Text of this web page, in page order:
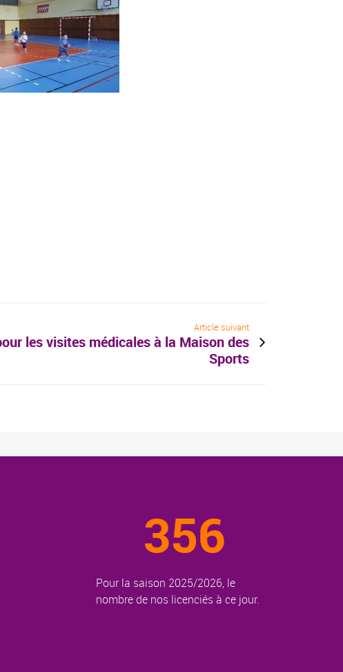
Article suivant
les visites médicales à la Maison des
Sports
356
Pour la saison 2025/2026, le
nombre de nos licenciés à ce jour.